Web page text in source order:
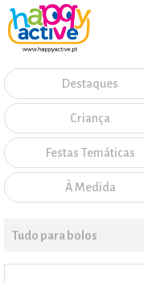
Destaques
Criança
Festas Temáticas
À Medida
Tudo para bolos